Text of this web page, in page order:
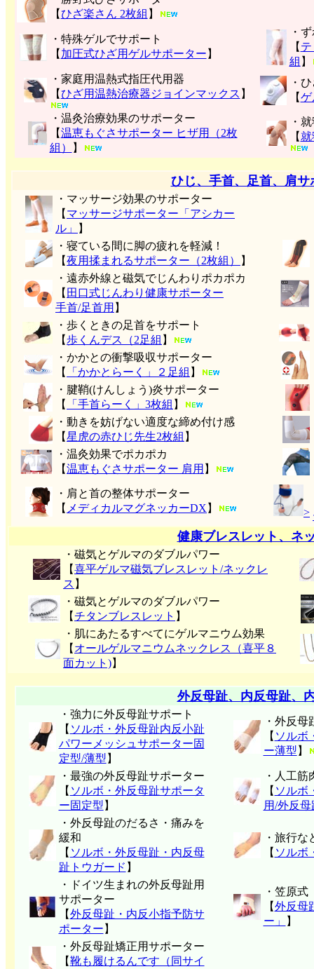
【ひざ楽さん 2枚組 】
・特殊ゲルでサポート
【 加圧式ひざ用ゲルサポーター 】
・
【
組 】
・家庭用温熱式指圧代用器
【ひざ用温熱治療器ジョインマックス 】
・
【ゲ
・温灸治療効果のサポーター
【温恵もぐさサポーター ヒザ用（2枚
組）
】
・
【
ひじ、手首、足首、肩サ
・マッサージ効果のサポーター
【 マッサージサポーター「アシカー
ル」
】
・寝ている間に脚の疲れを軽減！
【夜用揉まれるサポーター（2枚組） 】
・遠赤外線と磁気でじんわりポカポカ
【 田口式じんわり健康サポーター
手首/足首用 】
・歩くときの足首をサポート
【歩くんデス（2足組 】
・かかとの衝撃吸収サポーター
【
「かかとらーく」２足組 】
・腱鞘(けんしょう)炎サポーター
【
「手首らーく」3枚組 】
・動きを妨げない適度な締め付け感
【星虎の赤ひじ先生2枚組 】
・温灸効果でポカポカ
【温恵もぐさサポーター 肩用 】
・肩と首の整体サポーター
【 メディカルマグネッカーDX 】 >
健康ブレスレット、ネ
・磁気とゲルマのダブルパワー
【喜平ゲルマ磁気ブレスレット/ネックレ
ス 】
・磁気とゲルマのダブルパワー
【チタンブレスレット 】
・肌にあたるすべてにゲルマニウム効果
【 オールゲルマニウムネックレス（喜平８
面カット)】
外反母趾、内反母趾、
・強力に外反母趾サポート
【 ソルボ・外反母趾内反小趾
パワーメッシュサポーター固
定型/薄型 】
・外反
【 ソルボ
ー薄型 】
・最強の外反母趾サポーター
【 ソルボ・外反母趾サポータ
ー固定型 】
・人工筋
【 ソルボ
用/外反
・外反母趾のだるさ・痛みを
緩和
【 ソルボ・外反母趾・内反母
趾トウガード 】
・旅行な
【 ソルボ
・ドイツ生まれの外反母趾用
サポーター
【外反母趾・内反小指予防サ
ポーター 】
・笠原式
【外反母
ー」
】
・外反母趾矯正用サポーター
【靴も履けるんです（同サイ